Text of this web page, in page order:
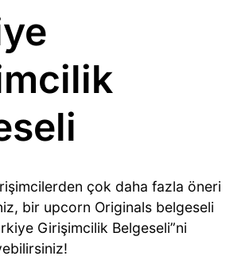
çok daha fazla öneri
bir upcorn Originals belgeseli
Girişimcilik Belgeseli”ni